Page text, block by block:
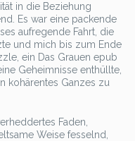
in die Beziehung
Es war eine packende
aufregende Fahrt, die
und mich bis zum Ende
ein Das Grauen epub
Geheimnisse enthüllte,
kohärentes Ganzes zu
Faden,
Weise fesselnd,